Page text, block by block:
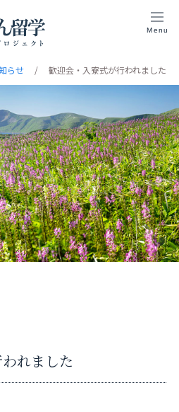
Menu
らせ 歓迎会・入寮式が行われました
れました